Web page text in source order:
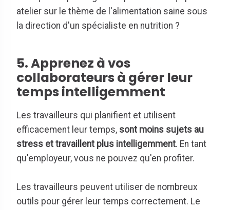
atelier sur le thème de l'alimentation saine sous
la direction d'un spécialiste en nutrition ?
5. Apprenez à vos
collaborateurs à gérer leur
temps intelligemment
Les travailleurs qui planifient et utilisent
efficacement leur temps, sont moins sujets au
stress et travaillent plus intelligemment. En tant
qu'employeur, vous ne pouvez qu'en profiter.
Les travailleurs peuvent utiliser de nombreux
outils pour gérer leur temps correctement. Le